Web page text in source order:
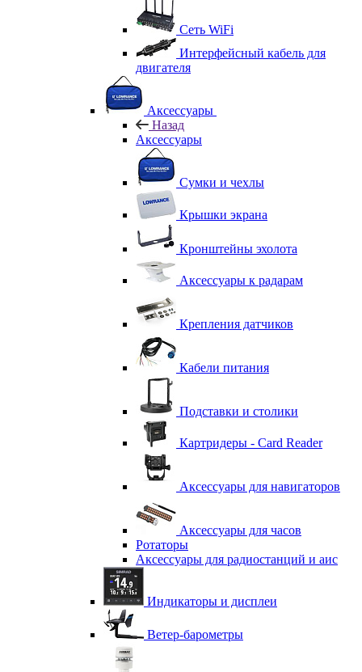
Сеть WiFi
Интерфейсный кабель для
двигателя
Аксессуары
Назад
Аксессуары
Сумки и чехлы
Крышки экрана
Кронштейны эхолота
Аксессуары к радарам
Крепления датчиков
Кабели питания
Подставки и столики
Картридеры - Card Reader
Аксессуары для навигаторов
Аксессуары для часов
Ротаторы
Аксессуары для радиостанций и аис
Индикаторы и дисплеи
Ветер-барометры